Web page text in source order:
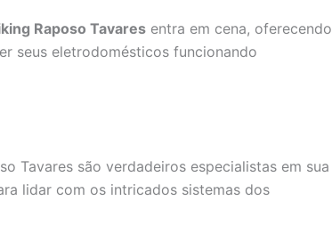
Raposo Tavares entra em cena, oferecendo
seus eletrodomésticos funcionando
Tavares são verdadeiros especialistas em sua
lidar com os intricados sistemas dos